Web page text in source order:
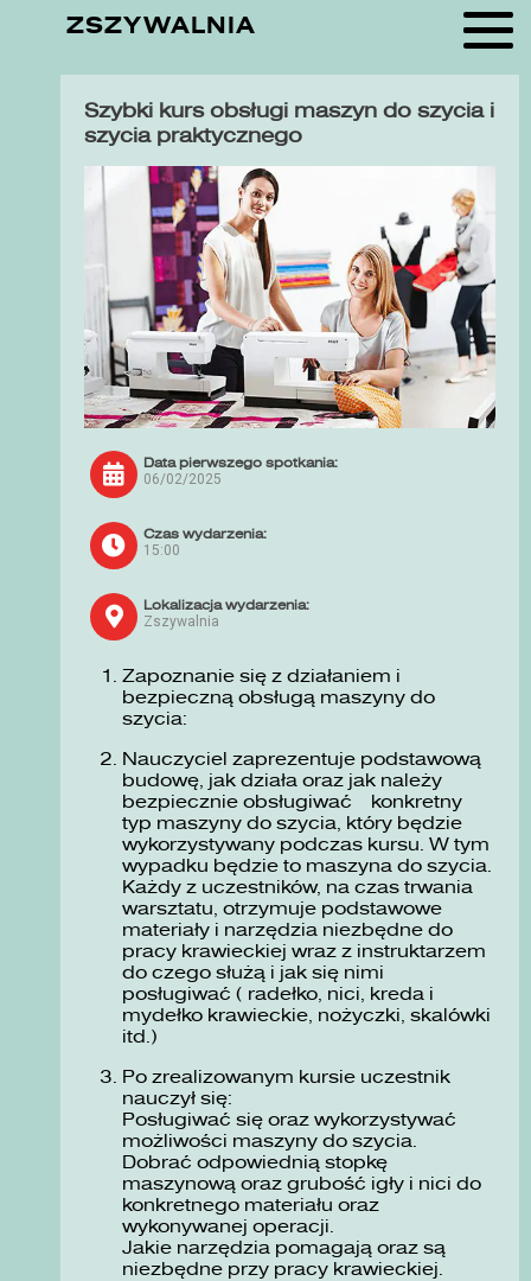
ZSZYWALNIA
Szybki kurs obsługi maszyn do szycia i
szycia praktycznego
Data pierwszego spotkania:
06/02/2025
Czas wydarzenia:
15:00
Lokalizacja wydarzenia:
Zszywalnia
Zapoznanie się z działaniem i
bezpieczną obsługą maszyny do
szycia:
Nauczyciel zaprezentuje podstawową
budowę, jak działa oraz jak należy
bezpiecznie obsługiwać konkretny
typ maszyny do szycia, który będzie
wykorzystywany podczas kursu. W tym
wypadku będzie to maszyna do szycia.
Każdy z uczestników, na czas trwania
warsztatu, otrzymuje podstawowe
materiały i narzędzia niezbędne do
pracy krawieckiej wraz z instruktarzem
do czego służą i jak się nimi
posługiwać ( radełko, nici, kreda i
mydełko krawieckie, nożyczki, skalówki
itd.)
Po zrealizowanym kursie uczestnik
nauczył się:
Posługiwać się oraz wykorzystywać
możliwości maszyny do szycia.
Dobrać odpowiednią stopkę
maszynową oraz grubość igły i nici do
konkretnego materiału oraz
wykonywanej operacji.
Jakie narzędzia pomagają oraz są
niezbędne przy pracy krawieckiej.